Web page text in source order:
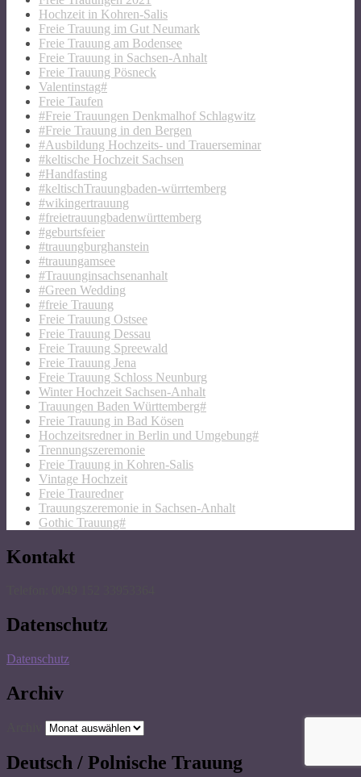
Hochzeit in Kohren-Salis
Freie Trauung im Gut Neumark
Freie Trauung am Bodensee
Freie Trauung in Sachsen-Anhalt
Freie Trauung Pösneck
Valentinstag#
Freie Taufen
#Freie Trauungen Denkmalhof Schlagwitz
#Freie Trauung in den Bergen
#Ausbildung Hochzeits- und Trauerseminar
#keltische Hochzeit Sachsen
#Handfasting
#keltischTrauungbaden-würrtemberg
#wikingertrauung
#freietrauungbadenwürttemberg
#geburtsfeier
#trauungburghanstein
#trauungamsee
#Trauunginsachsenanhalt
#Green Wedding
#freie Trauung
Freie Trauung Ostsee
Freie Trauung Dessau
Freie Trauung Spreewald
Freie Trauung Jena
Freie Trauung Schloss Neunburg
Winter Hochzeit Sachsen-Anhalt
Trauungen Baden Württemberg#
Freie Trauung in Bad Kösen
Hochzeitsredner in Berlin und Umgebung#
Trennungszeremonie
Freie Trauung in Kohren-Salis
Vintage Hochzeit
Freie Trauredner
Trauungszeremonie in Sachsen-Anhalt
Gothic Trauung#
Kontakt
Datenschutz
Datenschutz
Archiv
Deutsch / Polnische Trauung